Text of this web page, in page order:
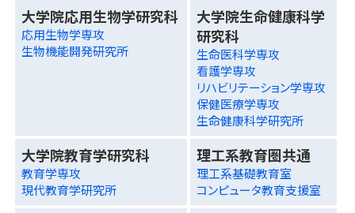
大学院応用生物学研究科
応用生物学専攻
生物機能開発研究所
大学院生命健康科学
研究科
生命医科学専攻
看護学専攻
リハビリテーション学専攻
保健医療学専攻
生命健康科学研究所
大学院教育学研究科
教育学専攻
現代教育学研究所
理工系教育圏共通
理工系基礎教育室
コンピュータ教育支援室